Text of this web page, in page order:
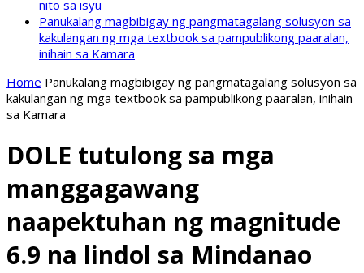
nito sa isyu
Panukalang magbibigay ng pangmatagalang solusyon sa
kakulangan ng mga textbook sa pampublikong paaralan,
inihain sa Kamara
Home Panukalang magbibigay ng pangmatagalang solusyon sa
kakulangan ng mga textbook sa pampublikong paaralan, inihain
sa Kamara
DOLE tutulong sa mga
manggagawang
naapektuhan ng magnitude
6.9 na lindol sa Mindanao